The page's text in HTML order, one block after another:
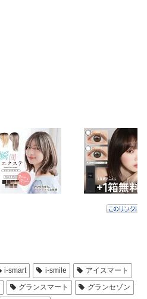
i-smart i-smile
アイスマート
グランスマート グランセゾン